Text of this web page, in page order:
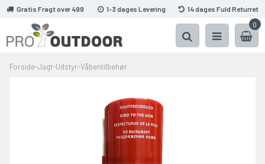
Gratis Fragt over 499 1-3 dages Levering
14 dages Fuld Returret
0
Forside-Jagt-Udstyr-Våbentilbehør